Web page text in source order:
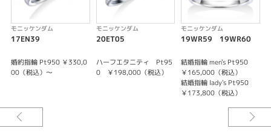
モニッケンダム
17EN39
婚約指輪 Pt950 ￥330,0
00（税込）～
モニッケンダム
20ET05
ハーフエタニティ Pt95
0 ￥198,000（税込）
モニッケンダム
19WR59 19WR60
結婚指輪 men's Pt950
￥165,000（税込）
結婚指輪 lady's Pt950
￥173,800（税込）